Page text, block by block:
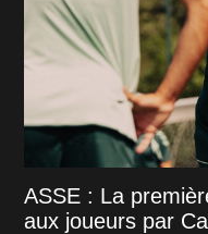
ASSE : La
aux joueurs par